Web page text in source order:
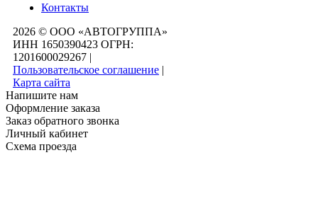
Контакты
2026 © ООО «АВТОГРУППА»
ИНН 1650390423 ОГРН:
1201600029267 |
Пользовательское соглашение |
Карта сайта
Напишите нам
Оформление заказа
Заказ обратного звонка
Личный кабинет
Схема проезда